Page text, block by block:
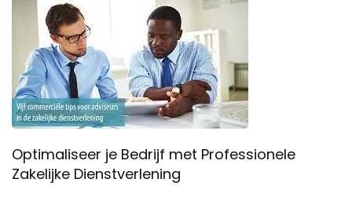
Optimaliseer je Bedrijf met Professionele
Zakelijke Dienstverlening